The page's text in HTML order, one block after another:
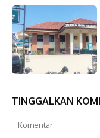
TINGGALKAN